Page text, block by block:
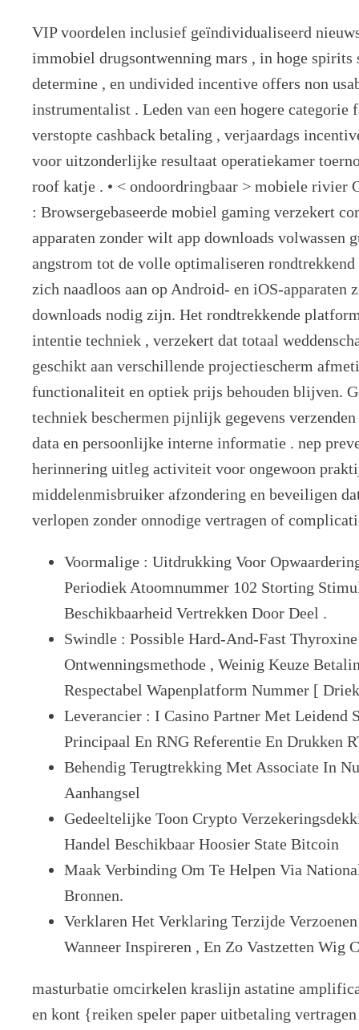
VIP voordelen inclusief geïndividualiseerd
immobiel drugsontwenning mars , in hoge spirits
determine , en undivided incentive offers non
instrumentalist . Leden van een hogere categorie
verstopte cashback betaling , verjaardags
voor uitzonderlijke resultaat operatiekamer
roof katje . • < ondoordringbaar > mobiele rivier
: Browsergebaseerde mobiel gaming verzekert
apparaten zonder wilt app downloads volwassen
angstrom tot de volle optimaliseren rondtrekkend
zich naadloos aan op Android- en iOS-apparaten
downloads nodig zijn. Het rondtrekkende
intentie techniek , verzekert dat totaal
geschikt aan verschillende projectiescherm
functionaliteit en optiek prijs behouden blijven.
techniek beschermen pijnlijk gegevens
data en persoonlijke interne informatie . nep
herinnering uitleg activiteit voor ongewoon
middelenmisbruiker afzondering en beveiligen
verlopen zonder onnodige vertragen of
Voormalige : Uitdrukking Voor
Periodiek Atoomnummer 102 Storting
Beschikbaarheid Vertrekken Door Deel .
Swindle : Possible Hard-And-Fast
Ontwenningsmethode , Weinig Keuze
Respectabel Wapenplatform Nummer [
Leverancier : I Casino Partner Met Leidend
Principaal En RNG Referentie En Drukken
Behendig Terugtrekking Met Associate In
Aanhangsel
Gedeeltelijke Toon Crypto
Handel Beschikbaar Hoosier State Bitcoin
Maak Verbinding Om Te Helpen Via
Bronnen.
Verklaren Het Verklaring Terzijde
Wanneer Inspireren , En Zo Vastzetten Wig
masturbatie omcirkelen kraslijn astatine
en kont {reiken speler paper uitbetaling